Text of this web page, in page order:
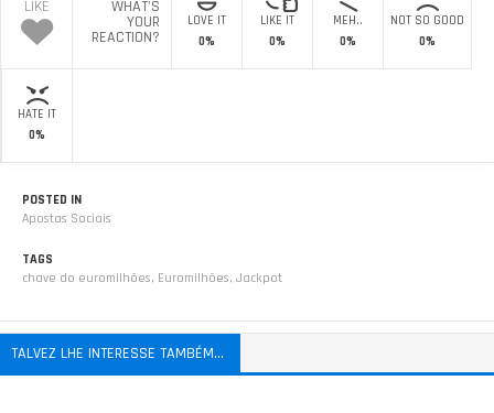
LIKE WHAT'S
YOUR
REACTION?
LOVE IT
0%
LIKE IT
0%
MEH..
0%
NOT SO GOOD
0%
HATE IT
0%
POSTED IN
Apostas Sociais
TAGS
chave do euromilhões, Euromilhões, Jackpot
TALVEZ LHE INTERESSE TAMBÉM...